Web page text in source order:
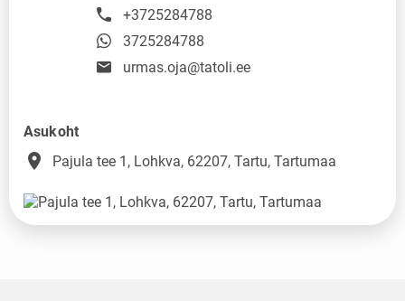
+3725284788
3725284788
urmas.oja@tatoli.ee
Asukoht
place Pajula tee 1, Lohkva, 62207, Tartu, Tartumaa